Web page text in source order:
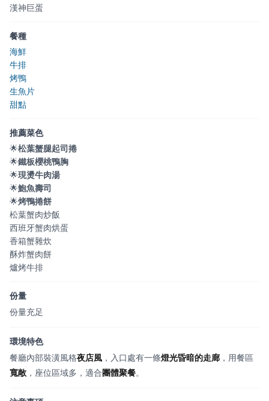
漢神巨蛋
餐種
海鮮
牛排
烤鴨
生魚片
甜點
推薦菜色
🌟松葉蟹腿起司捲
🌟鐵板櫻桃鴨胸
🌟現燙牛肉湯
🌟鮑魚壽司
🌟烤鴨捲餅
松葉蟹肉炒飯
西班牙蟹肉烘蛋
香箱蟹雜炊
酥炸蟹肉餅
爐烤牛排
份量
份量充足
環境特色
餐廳內部裝潢風格夜店風 ，入口處有一條燈光昏暗的走廊 ，用餐區
寬敞 ，座位區域多，適合團體聚餐。